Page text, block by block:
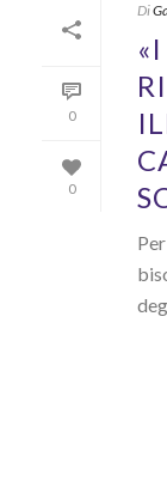
0
0
Di